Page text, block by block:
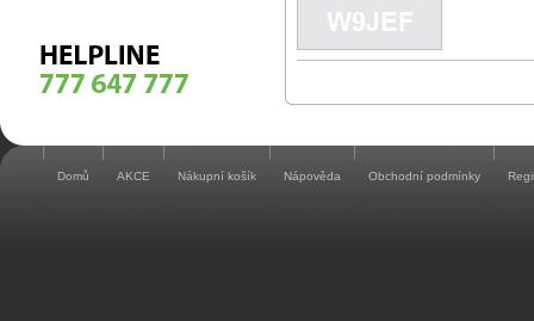
Domů AKCE Nákupní košík Nápověda Obchodní podmínky